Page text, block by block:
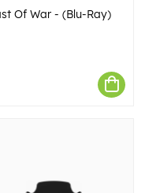
Of War - (Blu-Ray)